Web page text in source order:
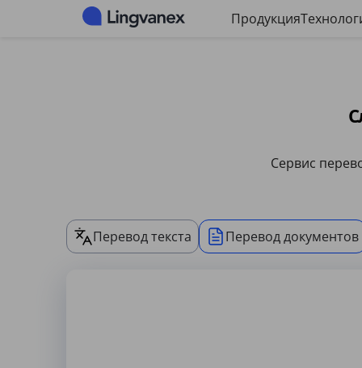
Панель управления файлами cookie
Продукция
Сервис
Перевод текста Перевод документов